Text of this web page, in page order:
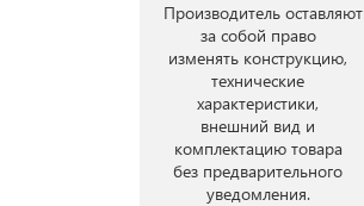
Производитель оставляют
за собой право
изменять конструкцию,
технические
характеристики,
внешний вид и
комплектацию товара
без предварительного
уведомления.